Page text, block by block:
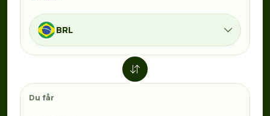
BRL
Du får